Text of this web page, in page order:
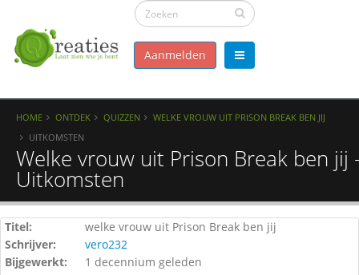
Aanmelden
HOME ONTDEK QUIZZEN
WELKE VROUW UIT PRISON BREAK BEN JIJ
UITKOMSTEN
Welke vrouw uit Prison Break ben jij
Uitkomsten
Titel:
welke vrouw uit Prison Break ben jij
Schrijver:
vero232
Bijgewerkt:
1 decennium geleden